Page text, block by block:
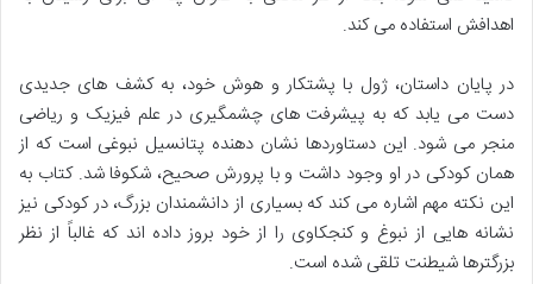
اهدافش استفاده می کند.
در پایان داستان، ژول با پشتکار و هوش خود، به کشف های جدیدی
دست می یابد که به پیشرفت های چشمگیری در علم فیزیک و ریاضی
منجر می شود. این دستاوردها نشان دهنده پتانسیل نبوغی است که از
همان کودکی در او وجود داشت و با پرورش صحیح، شکوفا شد. کتاب به
این نکته مهم اشاره می کند که بسیاری از دانشمندان بزرگ، در کودکی نیز
نشانه هایی از نبوغ و کنجکاوی را از خود بروز داده اند که غالباً از نظر
بزرگترها شیطنت تلقی شده است.